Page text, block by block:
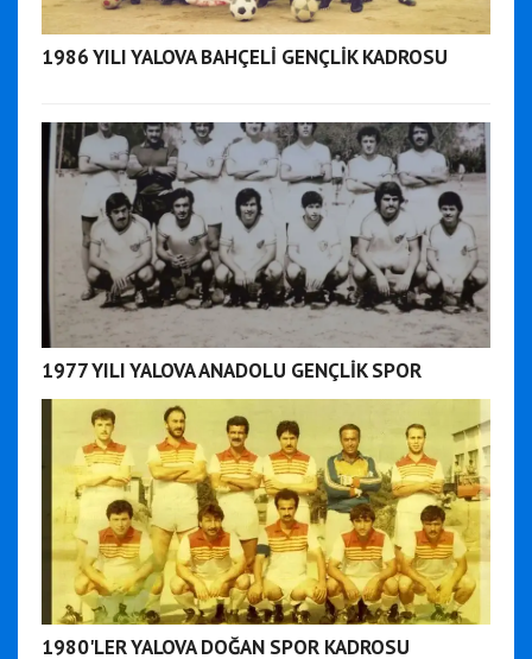
1986 YILI YALOVA BAHÇELİ GENÇLİK KADROSU
1977 YILI YALOVA ANADOLU GENÇLİK SPOR
1980'LER YALOVA DOĞAN SPOR KADROSU